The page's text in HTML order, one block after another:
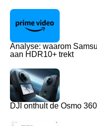
Analyse: waarom
aan HDR10+ trekt
DJI onthult de Osmo